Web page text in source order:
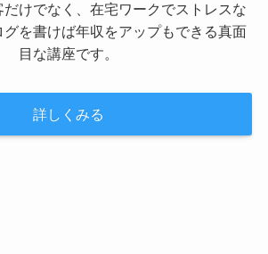
だけでなく、在宅ワークでストレスな
グを書けば年収をアップもできる真面
目な講座です。
詳しくみる